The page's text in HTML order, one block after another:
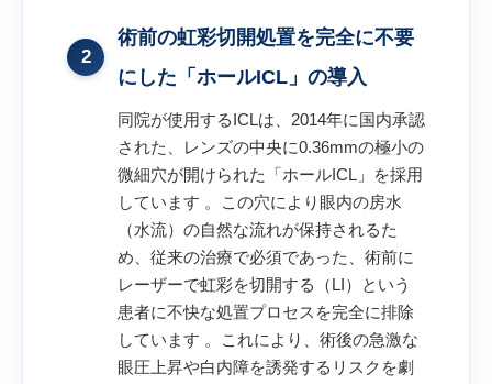
2
術前の虹彩切開処置を完全に不要
にした「ホールICL」の導入
同院が使用するICLは、2014年に国内承認
された、レンズの中央に0.36mmの極小の
微細穴が開けられた「ホールICL」を採用
しています 。この穴により眼内の房水
（水流）の自然な流れが保持されるた
め、従来の治療で必須であった、術前に
レーザーで虹彩を切開する（LI）という
患者に不快な処置プロセスを完全に排除
しています 。これにより、術後の急激な
眼圧上昇や白内障を誘発するリスクを劇